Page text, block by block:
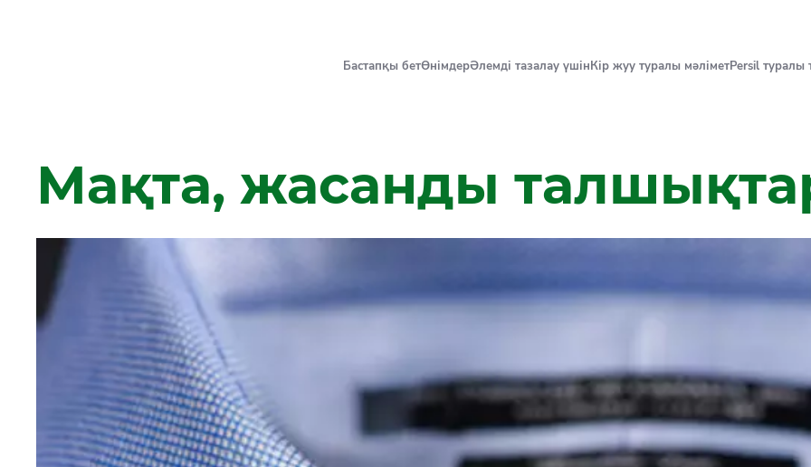
Бастапқы бетӨнімдерӘлемді тазалау үшінКір жуу туралы мәліметPersil туралы
Мақта, жасанды